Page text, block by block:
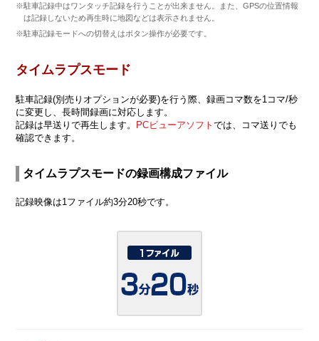
※駐車記録中はワンタッチ記録を行うことが出来ません。また、GPSの位置情報
は記録しないため再生時に地図などは表示されません。
※駐車記録モードへの切替えはボタン操作が必要です。
タイムラプスモード
駐車記録(別売りオプションが必要)を行う際、録画コマ数を1コマ/秒
に変更し、長時間録画に対応します。
記録は早送りで再生します。
PCビューアソフトでは、コマ送りでも
確認できます。
タイムラプスモードの録画構成ファイル
記録映像は1ファイル約3分20秒です。